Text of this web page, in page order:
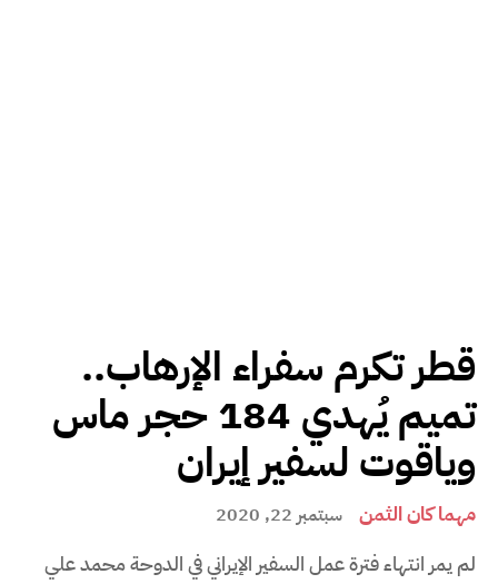
قطر تكرم سفراء الإرهاب..
تميم يُهدي 184 حجر ماس
وياقوت لسفير إيران
مهما كان الثمن سبتمبر 22, 2020
لم يمر انتهاء فترة عمل السفير الإيراني في الدوحة محمد علي